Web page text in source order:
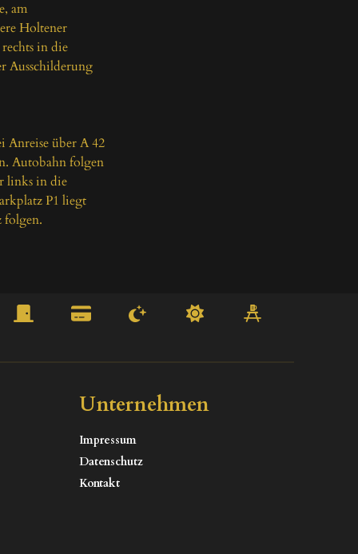
am
Holtener
in die
Ausschilderung
Anreise über A 42
Autobahn folgen
links in die
P1 liegt
folgen.
Unternehmen
Impressum
Datenschutz
Kontakt